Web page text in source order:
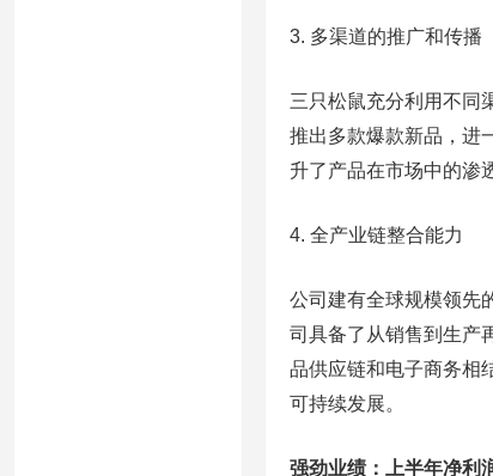
3. 多渠道的推广和传播
三只松鼠充分利用不同
推出多款爆款新品，进
升了产品在市场中的渗
4. 全产业链整合能力
公司建有全球规模领先
司具备了从销售到生产
品供应链和电子商务相
可持续发展。
强劲业绩：上半年净利